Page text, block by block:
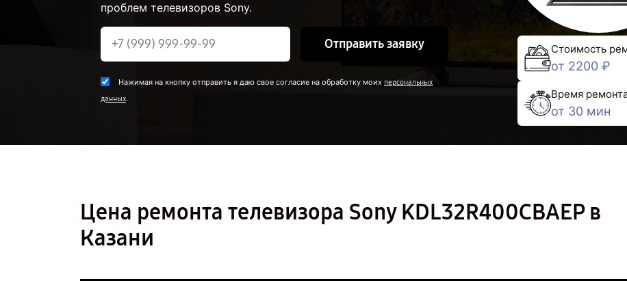
проблем телевизоров Sony.
Отправить заявку
Нажимая на кнопку отправить я даю свое согласие на обработку моих персональных
данных.
Стоимость
от 2200 ₽
Время
от 30 мин
Цена ремонта телевизора Sony KDL32R400CBAEP в
Казани